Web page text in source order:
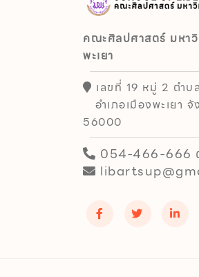
คณะศิลปศาสตร์ มหา
พะเยา
เลขที่ 19 หมู่ 2 ตำบ
อำเภอเมืองพะเยา
56000
054-466-666